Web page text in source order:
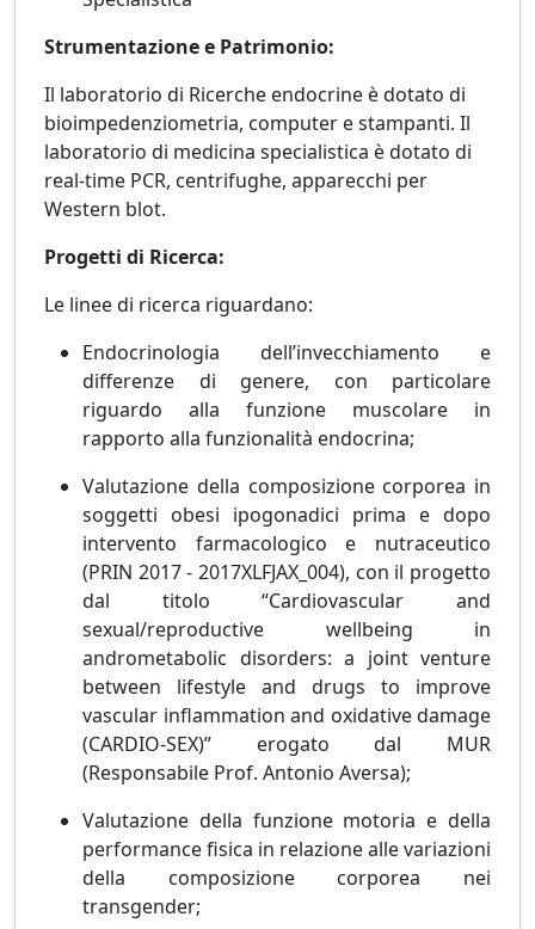
Strumentazione e Patrimonio:
Il laboratorio di Ricerche endocrine è dotato di
bioimpedenziometria, computer e stampanti. Il
laboratorio di medicina specialistica è dotato di
real-time PCR, centrifughe, apparecchi per
Western blot.
Progetti di Ricerca:
Le linee di ricerca riguardano:
Endocrinologia dell’invecchiamento e
differenze di genere, con particolare
riguardo alla funzione muscolare in
rapporto alla funzionalità endocrina;
Valutazione della composizione corporea in
soggetti obesi ipogonadici prima e dopo
intervento farmacologico e nutraceutico
(PRIN 2017 - 2017XLFJAX_004), con il progetto
dal titolo “Cardiovascular and
sexual/reproductive wellbeing in
andrometabolic disorders: a joint venture
between lifestyle and drugs to improve
vascular inflammation and oxidative damage
(CARDIO-SEX)” erogato dal MUR
(Responsabile Prof. Antonio Aversa);
Valutazione della funzione motoria e della
performance fisica in relazione alle variazioni
della composizione corporea nei
transgender;